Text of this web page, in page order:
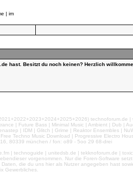
| im
hast. Besitzt du noch keinen? Herzlich
technoforum.de |
| Future Bass | Minimal Music | Ambient | Dub |
| IDM | Glitch | Grime | Reaktor Ensembles |
Techno Music Download | Progressive Electro
80339 münchen / fon: o89 - 5oo 29 68-drei
| technoguide | unitedsb.de | tekknoforum.de |
vorgenommen. Nur die Foren-Software
die du uns hier als Nutzer angegeben hast
Gewerbliches.